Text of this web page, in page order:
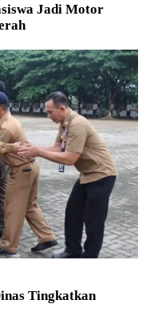
Jadi Motor
Tingkatkan